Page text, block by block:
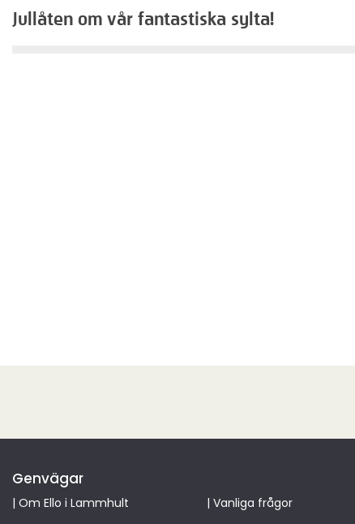
Jullåten om vår fantastiska sylta!
Genvägar
| Om Ello i Lammhult | Vanliga frågor